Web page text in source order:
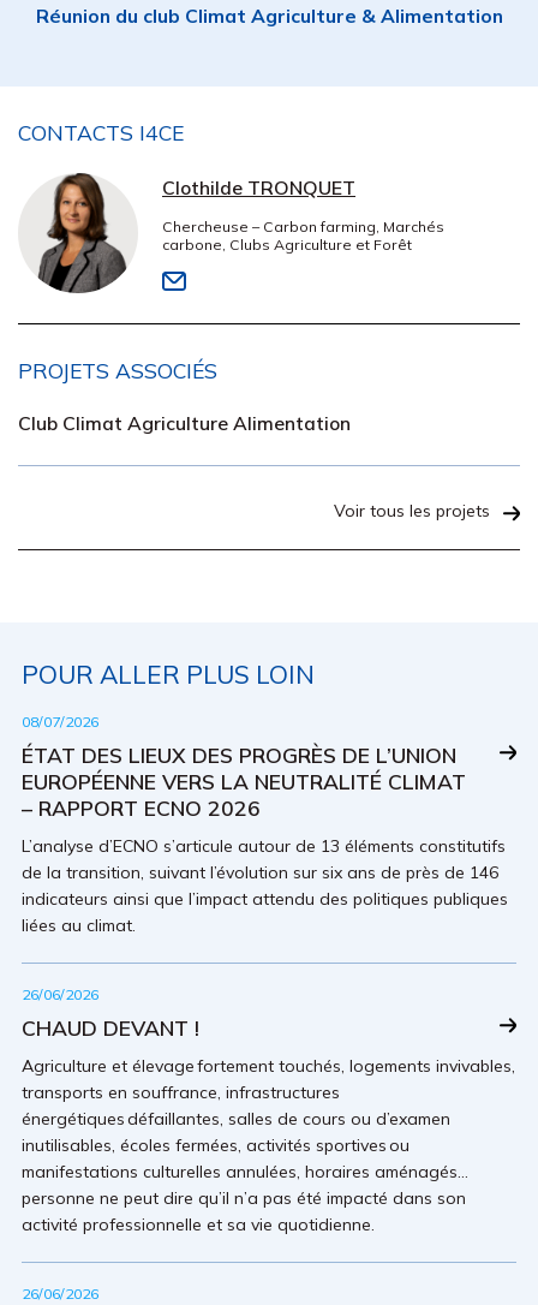
Réunion du club Climat Agriculture & Alimentation
CONTACTS I4CE
Clothilde TRONQUET
Chercheuse – Carbon farming, Marchés
carbone, Clubs Agriculture et Forêt
PROJETS ASSOCIÉS
Club Climat Agriculture Alimentation
Voir tous les projets
POUR ALLER PLUS LOIN
08/07/2026
ÉTAT DES LIEUX DES PROGRÈS DE L’UNION
EUROPÉENNE VERS LA NEUTRALITÉ CLIMAT
– RAPPORT ECNO 2026
L’analyse d’ECNO s’articule autour de 13 éléments constitutifs
de la transition, suivant l’évolution sur six ans de près de 146
indicateurs ainsi que l’impact attendu des politiques publiques
liées au climat.
26/06/2026
CHAUD DEVANT !
Agriculture et élevage fortement touchés, logements invivables,
transports en souffrance, infrastructures
énergétiques défaillantes, salles de cours ou d’examen
inutilisables, écoles fermées, activités sportives ou
manifestations culturelles annulées, horaires aménagés…
personne ne peut dire qu’il n’a pas été impacté dans son
activité professionnelle et sa vie quotidienne.
26/06/2026